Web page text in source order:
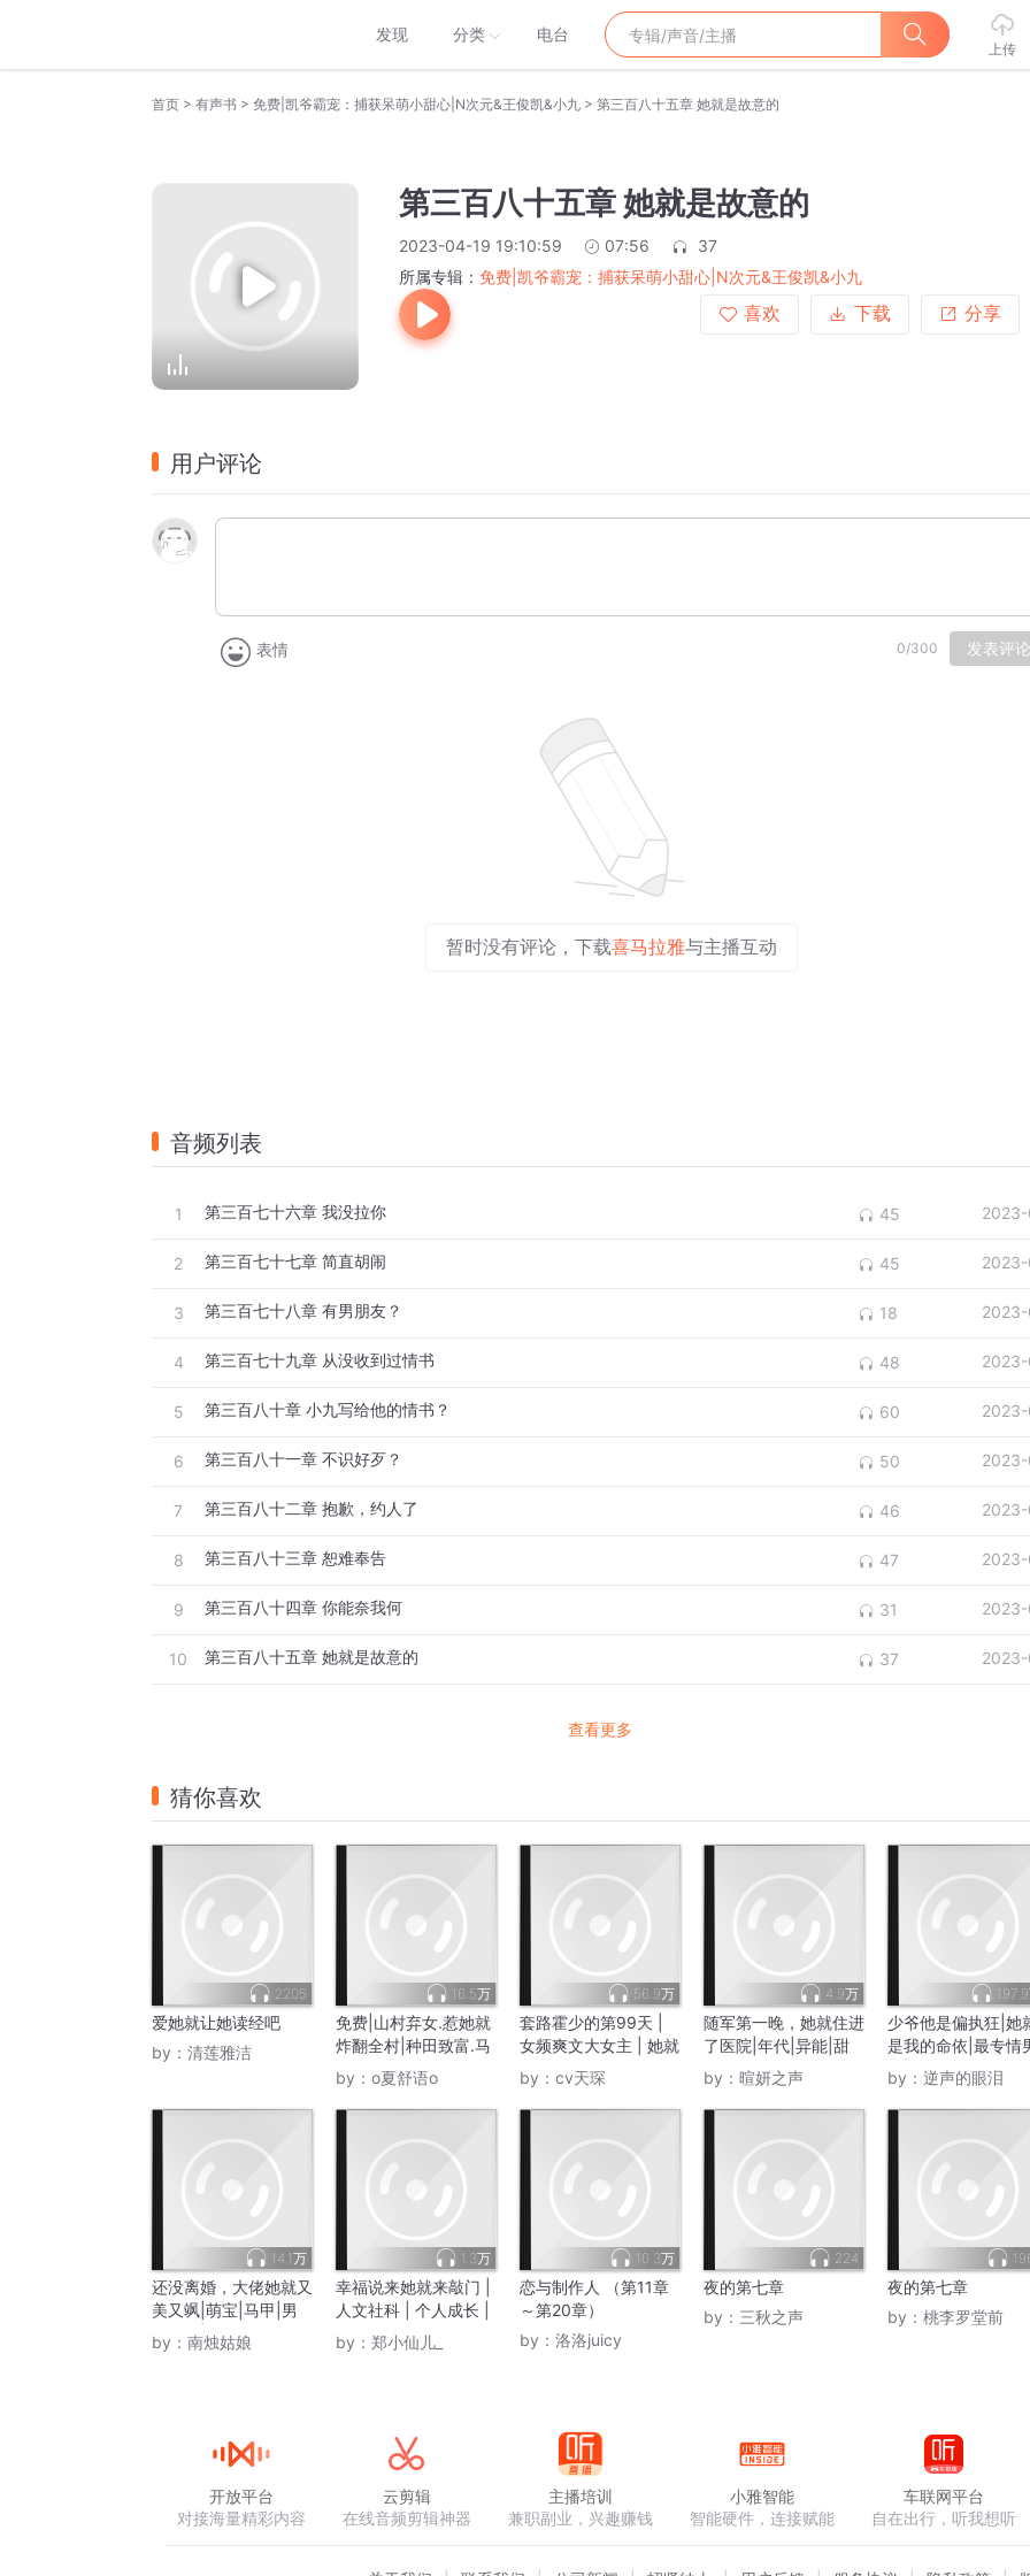
发现 分类 电台
上传
首页 > 有声书 > 免费|凯爷霸宠：捕获呆萌小甜心|N次元&王俊凯&小九 > 第三百八十五章 她就是故意的
第三百八十五章 她就是故意的
2023-04-19 19:10:59 07:56
37
所属专辑： 免费|凯爷霸宠：捕获呆萌小甜心|N次元&王俊凯&小九
喜欢
下载 分享
用户评论
表情 0/300 发表评论
暂时没有评论，下载喜马拉雅与主播互动
音频列表
1 第三百七十六章 我没拉你 45
2 第三百七十七章 简直胡闹 45
3 第三百七十八章 有男朋友？ 18
4 第三百七十九章 从没收到过情书 48
5 第三百八十章 小九写给他的情书？ 60
6 第三百八十一章 不识好歹？ 50
7 第三百八十二章 抱歉，约人了 46
8 第三百八十三章 恕难奉告 47
9 第三百八十四章 你能奈我何 31
10 第三百八十五章 她就是故意的 37
查看更多
猜你喜欢
2205
爱她就让她读经吧
by： 清莲雅洁
16.5万
免费|山村弃女.惹她就
炸翻全村|种田致富.马
甲虐渣
by： o夏舒语o
56.9万
套路霍少的第99天 |
女频爽文大女主 | 她就
是豪门
by： cv天琛
4.9万
随军第一晚，她就住进
了医院|年代|异能|甜
宠搞笑
by： 暄妍之声
少爷他是偏执狂|她
是我的命依|最专情
主|超甜热播
by： 逆声的眼泪
14.1万
还没离婚，大佬她就又
美又飒|萌宝|马甲|男
女双强|悬爱
by： 南烛姑娘
1.3万
幸福说来她就来敲门 |
人文社科 | 个人成长 |
心理学
by： 郑小仙儿_
10.3万
恋与制作人 （第11章
～第20章）
by： 洛洛juicy
224
夜的第七章
by： 三秋之声
夜的第七章
by： 桃李罗堂前
开放平台
对接海量精彩内容
云剪辑
在线音频剪辑神器
主播培训
兼职副业，兴趣赚钱
小雅智能
智能硬件，连接赋能
车联网平台
自在出行，听我想听